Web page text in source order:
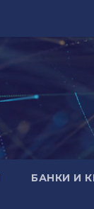
БАНКИ И